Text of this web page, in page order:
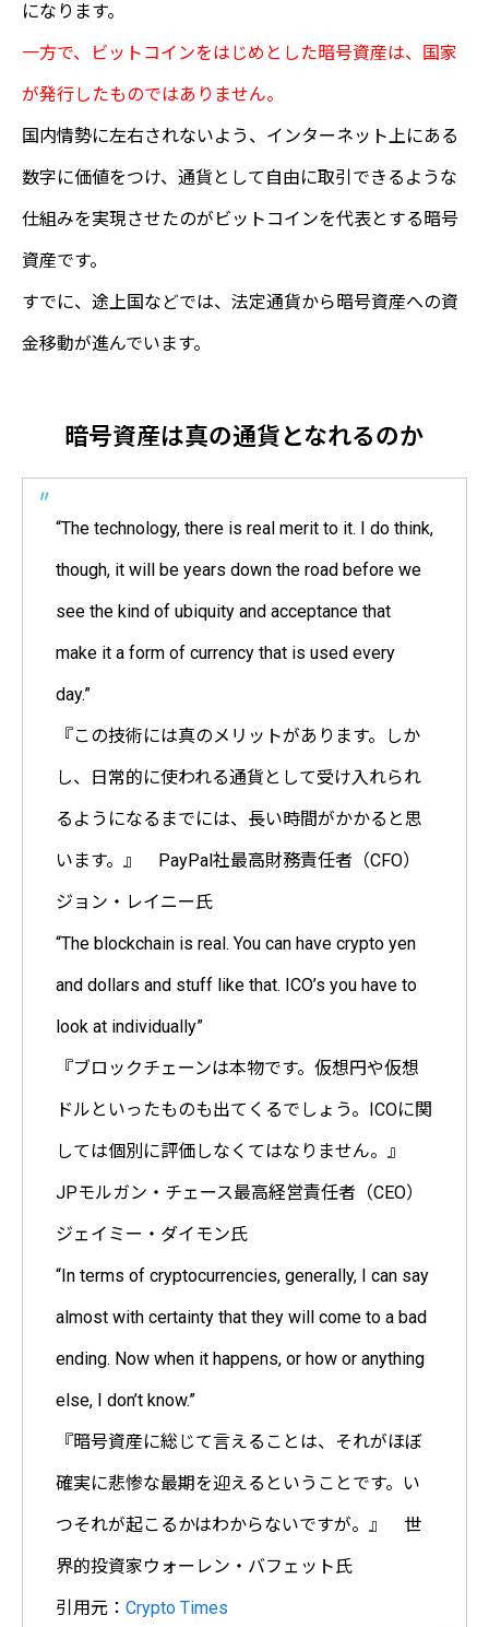
になります。
一方で、ビットコインをはじめとした暗号資産は、国家
が発行したものではありません。
国内情勢に左右されないよう、インターネット上にある
数字に価値をつけ、通貨として自由に取引できるような
仕組みを実現させたのがビットコインを代表とする暗号
資産です。
すでに、途上国などでは、法定通貨から暗号資産への資
金移動が進んでいます。
暗号資産は真の通貨となれるのか
“The technology, there is real merit to it. I do think,
though, it will be years down the road before we
see the kind of ubiquity and acceptance that
make it a form of currency that is used every
day.”
『この技術には真のメリットがあります。しか
し、日常的に使われる通貨として受け入れられ
るようになるまでには、長い時間がかかると思
います。』 PayPal社最高財務責任者（CFO）
ジョン・レイニー氏
“The blockchain is real. You can have crypto yen
and dollars and stuff like that. ICO’s you have to
look at individually”
『ブロックチェーンは本物です。仮想円や仮想
ドルといったものも出てくるでしょう。ICOに関
しては個別に評価しなくてはなりません。』
JPモルガン・チェース最高経営責任者（CEO）
ジェイミー・ダイモン氏
“In terms of cryptocurrencies, generally, I can say
almost with certainty that they will come to a bad
ending. Now when it happens, or how or anything
else, I don’t know.”
『暗号資産に総じて言えることは、それがほぼ
確実に悲惨な最期を迎えるということです。い
つそれが起こるかはわからないですが。』 世
界的投資家ウォーレン・バフェット氏
引用元： Crypto Times